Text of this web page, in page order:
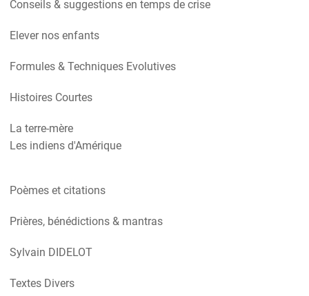
Conseils & suggestions en temps de crise
Elever nos enfants
Formules & Techniques Evolutives
Histoires Courtes
La terre-mère
Les indiens d'Amérique
Poèmes et citations
Prières, bénédictions & mantras
Sylvain DIDELOT
Textes Divers